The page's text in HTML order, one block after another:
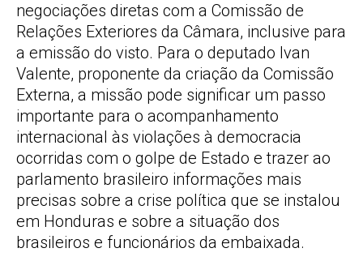
negociações diretas com a Comissão de
Relações Exteriores da Câmara, inclusive para
a emissão do visto. Para o deputado Ivan
Valente, proponente da criação da Comissão
Externa, a missão pode significar um passo
importante para o acompanhamento
internacional às violações à democracia
ocorridas com o golpe de Estado e trazer ao
parlamento brasileiro informações mais
precisas sobre a crise política que se instalou
em Honduras e sobre a situação dos
brasileiros e funcionários da embaixada.